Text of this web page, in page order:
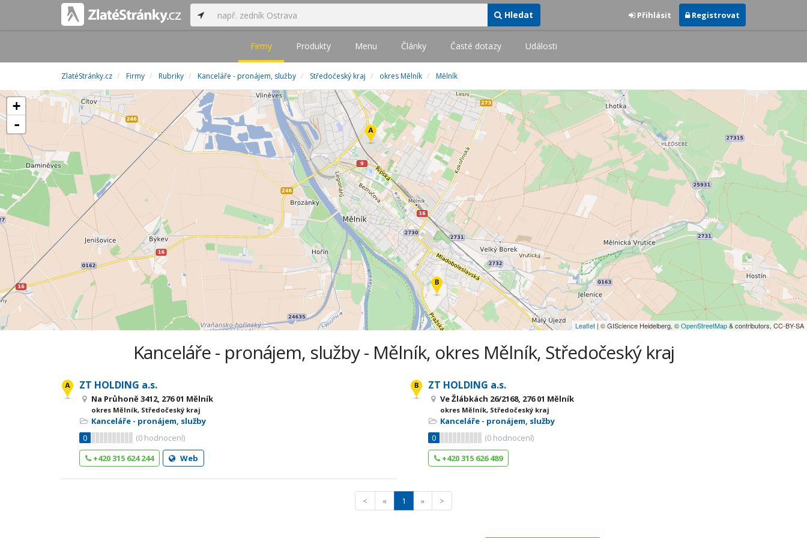
Hledat Přihlásit Registrovat
Firmy Produkty Menu Články Časté dotazy Události
ZlatéStránky.cz Firmy Rubriky Kanceláře - pronájem, služby Středočeský kraj okres Mělník Mělník
+
-
Leaflet | © GIScience Heidelberg, ©OpenStreetMap& contributors, CC-BY-SA
Kanceláře - pronájem, služby - Mělník, okres Mělník, Středočeský kraj
ZT HOLDING a.s.
Na Průhoně 3412, 276 01 Mělník
okres Mělník, Středočeský kraj
Kanceláře - pronájem, služby
0
(0 hodnocení)
+420 315 624 244
Web
ZT HOLDING a.s.
Ve Žlábkách 26/2168, 276 01 Mělník
okres Mělník, Středočeský kraj
Kanceláře - pronájem, služby
0
(0 hodnocení)
+420 315 626 489
< « 1 » >